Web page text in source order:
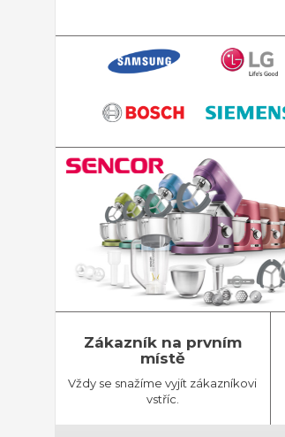
Zákazník na prvním
místě
Vždy se snažíme vyjít zákazníkovi
vstříc.